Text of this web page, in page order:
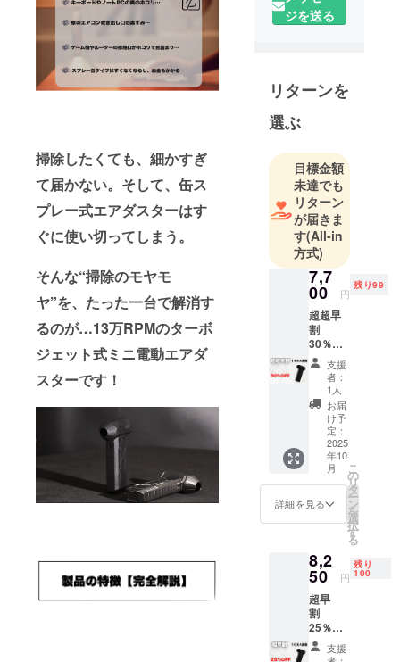
掃除したくても、細かすぎ
て届かない。そして、缶ス
プレー式エアダスターはす
ぐに使い切ってしまう。
そんな“掃除のモヤモ
ヤ”を、たった一台で解消す
るのが…13万RPMのターボ
ジェット式ミニ電動エアダ
スターです！
身近な悩み
届けしま
す。
ジを送る
リターンを
選ぶ
目標金額
未達でも
リターン
が届きま
す(All-in
方式)
7,7
00 円
残り99
超超早
割
30％OF
F 100名
限定 定
1,1000
→7,700
（税・
送料
込）
【内
容】
ジェッ
ン×１
（配送
時期) 商
品到着
は2025
年10月
を想定
してお
支援
者：
1人
お届
け予
定：
2025
年10
月
詳細を見る
こ
の
リ
タ
ー
ン
を
選
択
す
る
8,2
50 円
残り
100
超早
割
25％OF
F 100名
限定 定
支援